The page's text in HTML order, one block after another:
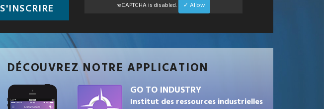
S'INSCRIRE reCAPTCHA is disabled. ✓ Allow
DÉCOUVREZ NOTRE APPLICATION
GO TO INDUSTRY
Institut des ressources industrielles